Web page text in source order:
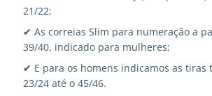
21/22;
✔ As correias Slim para numeração a
39/40, indicado para mulheres;
✔ E para os homens indicamos as tiras
23/24 até o 45/46.